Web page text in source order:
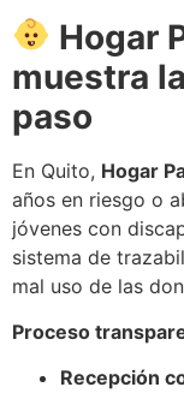
Hogar
muestra
paso
En Quito, Hogar
años en riesgo o
jóvenes con
sistema de
mal uso de las
Proceso
Recepción